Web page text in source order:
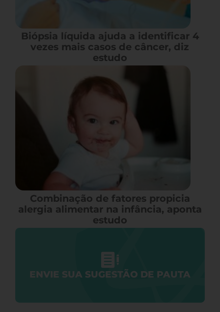
Biópsia líquida ajuda a identificar 4
vezes mais casos de câncer, diz
estudo
Combinação de fatores propicia
alergia alimentar na infância, aponta
estudo
ENVIE SUA SUGESTÃO DE PAUTA